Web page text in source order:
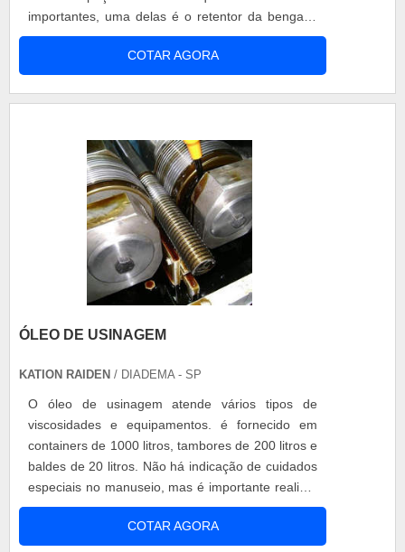
importantes, uma delas é o retentor da bengala,
que realiza a vedação. A função do retentor
bengala ninja 250 é importante para evitar
problemas decorrentes do vazamento de óleo no
COTAR AGORA
ÓLEO DE USINAGEM
KATION RAIDEN / DIADEMA - SP
O óleo de usinagem atende vários tipos de
viscosidades e equipamentos. é fornecido em
containers de 1000 litros, tambores de 200 litros e
baldes de 20 litros. Não há indicação de cuidados
especiais no manuseio, mas é importante realizar
a leitura das instruções contidas nos rótulos
afixados nas embalagens. Este produto possui
COTAR AGORA